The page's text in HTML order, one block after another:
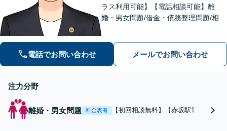
ラス利用可能】【電話相談可能】離
婚・男女問題/借金・債務整理問題/相
視点を活かしつつ、依頼者様にとって
ベストな解決を目指します。
電話でお問い合わせ メールでお問い合わせ
注力分野
離婚・男女問題 料金表有
【初回相談無料】【赤坂駅1